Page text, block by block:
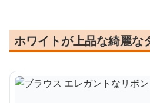
ホワイトが上品な綺麗な